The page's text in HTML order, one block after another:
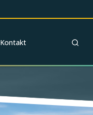
Kontakt